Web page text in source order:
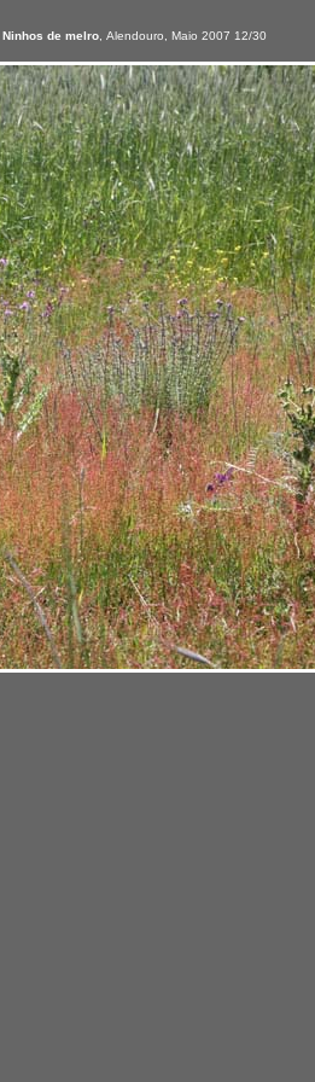
Ninhos de melro, Alendouro, Maio 2007 12/30